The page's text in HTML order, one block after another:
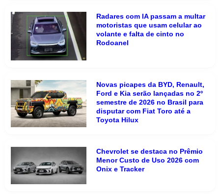
Radares com IA passam a multar
motoristas que usam celular ao
volante e falta de cinto no
Rodoanel
Novas picapes da BYD, Renault,
Ford e Kia serão lançadas no 2º
semestre de 2026 no Brasil para
disputar com Fiat Toro até a
Toyota Hilux
Chevrolet se destaca no Prêmio
Menor Custo de Uso 2026 com
Onix e Tracker